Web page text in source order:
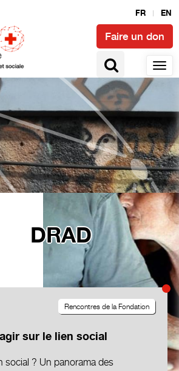
FR EN
Faire un don
DRAD
sur le lien social
Rencontres de la Fondation
social ? Un panorama des